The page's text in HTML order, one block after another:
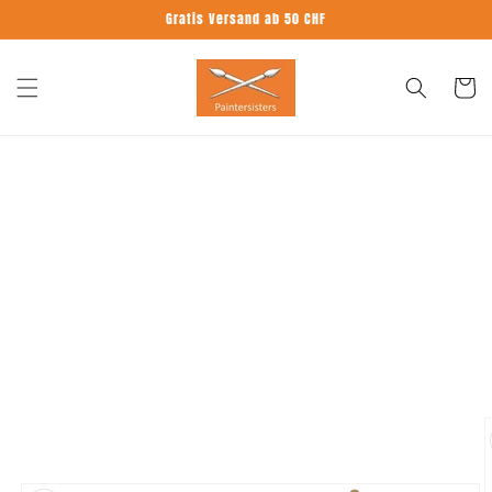
Inhalt
Gratis Versand ab 50 CHF